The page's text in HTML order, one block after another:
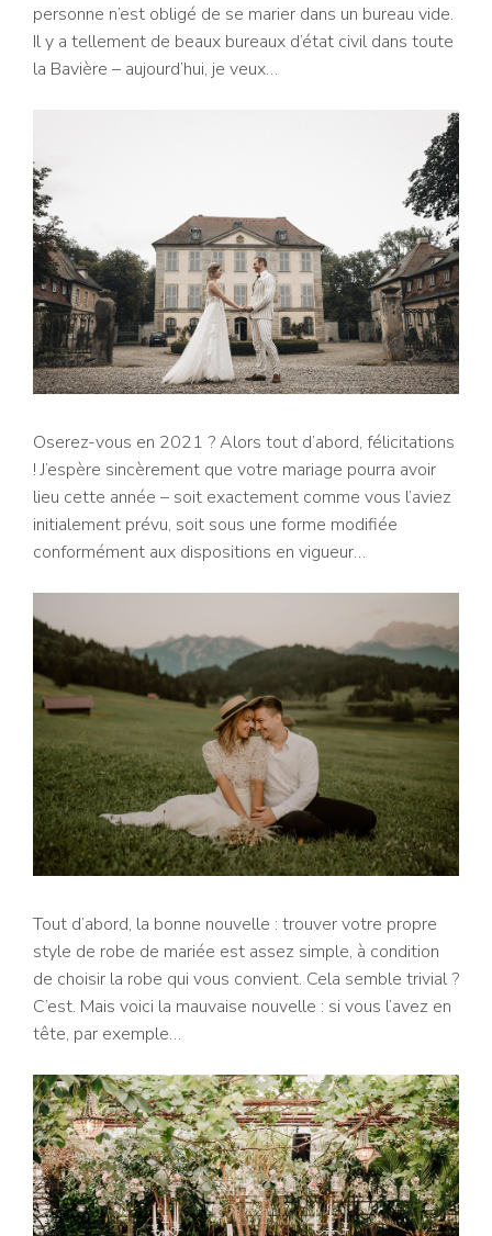
personne n’est obligé de se marier dans un bureau vide.
Il y a tellement de beaux bureaux d’état civil dans toute
la Bavière – aujourd’hui, je veux…
Oserez-vous en 2021 ? Alors tout d’abord, félicitations
! J’espère sincèrement que votre mariage pourra avoir
lieu cette année – soit exactement comme vous l’aviez
initialement prévu, soit sous une forme modifiée
conformément aux dispositions en vigueur…
Tout d’abord, la bonne nouvelle : trouver votre propre
style de robe de mariée est assez simple, à condition
de choisir la robe qui vous convient. Cela semble trivial ?
C’est. Mais voici la mauvaise nouvelle : si vous l’avez en
tête, par exemple…